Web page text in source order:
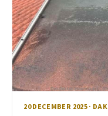
20 DECEMBER 2025 ·